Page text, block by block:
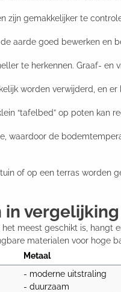
zijn gemakkelijker te
aarde goed bewerken en
te herkennen. Graaf-
worden verwijderd, en
“tafelbed” op poten
waardoor de
of op een terras worden
in vergelijking
meest geschikt is,
materialen voor hoge
Metaal
- moderne uitstraling
- duurzaam